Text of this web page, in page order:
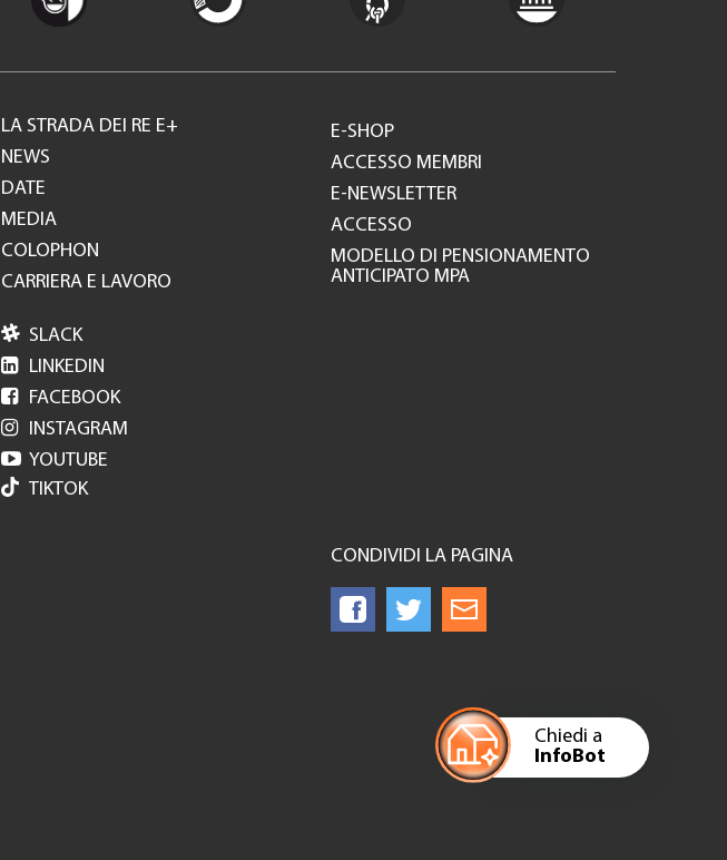
Chiedi a
InfoBot
Footer
GH
LA STRADA DEI RE E+
NEWS
DATE
MEDIA
COLOPHON
CARRIERA E LAVORO
E-SHOP
ACCESSO MEMBRI
E-NEWSLETTER
ACCESSO
MODELLO DI PENSIONAMENTO
ANTICIPATO MPA
 SLACK
 LINKEDIN
 FACEBOOK
 INSTAGRAM
 YOUTUBE
TIKTOK
CONDIVIDI LA PAGINA